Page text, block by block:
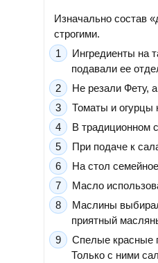
Изначально состав
строгими.
Ингредиенты на
подавали ее
Не резали Фету,
Томаты и огурцы
В традиционном
При подаче к
На стол
Масло
Маслины
приятный
Спелые красные
Только с ними